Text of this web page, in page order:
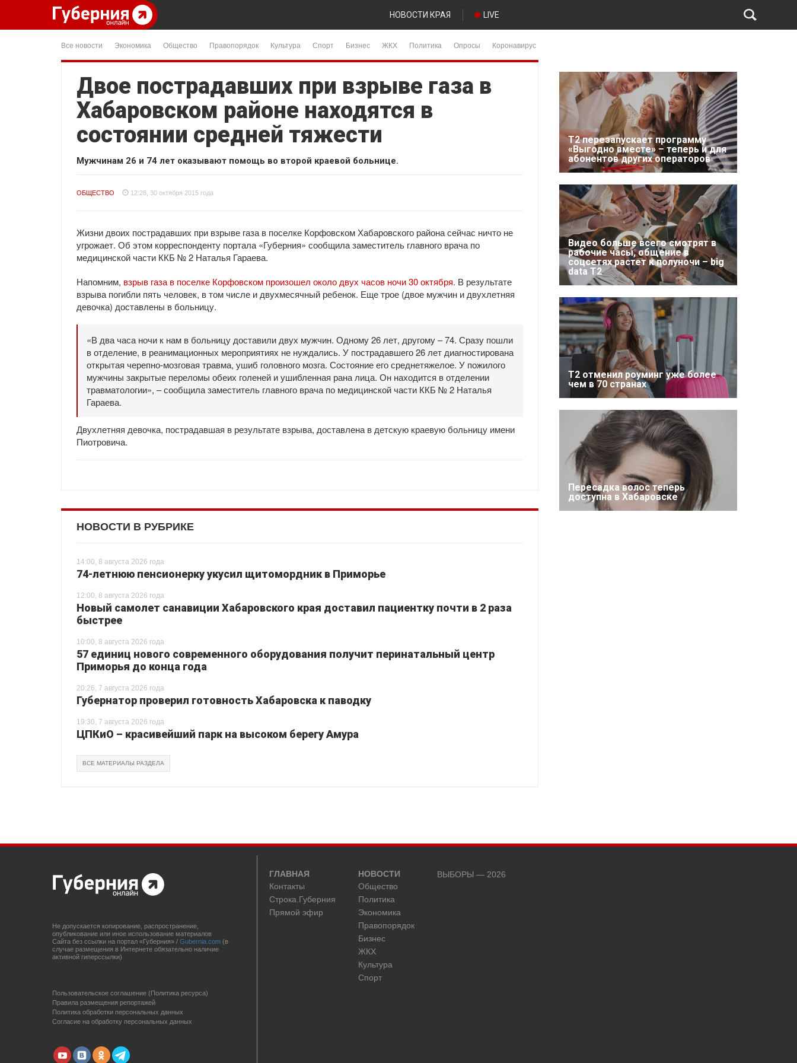
НОВОСТИ КРАЯ LIVE
Все новости Экономика Общество Правопорядок Культура Спорт Бизнес ЖКХ Политика Опросы Коронавирус
Двое пострадавших при взрыве газа в
Хабаровском районе находятся в
состоянии средней тяжести
Мужчинам 26 и 74 лет оказывают помощь во второй краевой больнице.
ОБЩЕСТВО 12:28, 30 октября 2015 года
Жизни двоих пострадавших при взрыве газа в поселке Корфовском Хабаровского района сейчас ничто не
угрожает. Об этом корреспонденту портала «Губерния» сообщила заместитель главного врача по
медицинской части ККБ № 2 Наталья Гараева.
Напомним, взрыв газа в поселке Корфовском произошел около двух часов ночи 30 октября. В результате
взрыва погибли пять человек, в том числе и двухмесячный ребенок. Еще трое (двое мужчин и двухлетняя
девочка) доставлены в больницу.
«В два часа ночи к нам в больницу доставили двух мужчин. Одному 26 лет, другому – 74. Сразу пошли
в отделение, в реанимационных мероприятиях не нуждались. У пострадавшего 26 лет диагностирована
открытая черепно-мозговая травма, ушиб головного мозга. Состояние его среднетяжелое. У пожилого
мужчины закрытые переломы обеих голеней и ушибленная рана лица. Он находится в отделении
травматологии», – сообщила заместитель главного врача по медицинской части ККБ № 2 Наталья
Гараева.
Двухлетняя девочка, пострадавшая в результате взрыва, доставлена в детскую краевую больницу имени
Пиотровича.
НОВОСТИ В РУБРИКЕ
14:00, 8 августа 2026 года
74-летнюю пенсионерку укусил щитомордник в Приморье
12:00, 8 августа 2026 года
Новый самолет санавиции Хабаровского края доставил пациентку почти в 2 раза
быстрее
10:00, 8 августа 2026 года
57 единиц нового современного оборудования получит перинатальный центр
Приморья до конца года
20:26, 7 августа 2026 года
Губернатор проверил готовность Хабаровска к паводку
19:30, 7 августа 2026 года
ЦПКиО – красивейший парк на высоком берегу Амура
ВСЕ МАТЕРИАЛЫ РАЗДЕЛА
Т2 перезапускает программу
«Выгодно вместе» – теперь и для
абонентов других операторов
Видео больше всего смотрят в
рабочие часы, общение в
соцсетях растет к полуночи – big
data T2
Т2 отменил роуминг уже более
чем в 70 странах
Пересадка волос теперь
доступна в Хабаровске
Не допускается копирование, распространение,
опубликование или иное использование материалов
Сайта без ссылки на портал «Губерния» / Gubernia.com (в
случае размещения в Интернете обязательно наличие
активной гиперссылки)
Пользовательское соглашение (Политика ресурса)
Правила размещения репортажей
Политика обработки персональных данных
Согласие на обработку персональных данных
ГЛАВНАЯ
Контакты
Строка.Губерния
Прямой эфир
НОВОСТИ
Общество
Политика
Экономика
Правопорядок
Бизнес
ЖКХ
Культура
Спорт
ВЫБОРЫ — 2026